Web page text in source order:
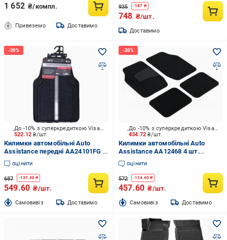
1 652 ₴/компл.
Привеземо Доставимо
935 -187 ₴
748 ₴/шт.
Доставимо
522.12₴/шт.
До -10% з суперкредиткою Visa Вигода
Килимки автомобільні Auto
Assistance передні AA24101FG 2
шт. чорно-сірий універсальні
оцінити
687 -137.40 ₴
549.60 ₴/шт.
Cамовивіз Доставимо
434.72₴/шт.
До -10% з суперкредиткою Visa Вигода
Килимки автомобільні Auto
Assistance AA12468 4 шт.
текстильні універсальні
оцінити
572 -114.40₴
457.60 ₴/шт.
Cамовивіз Доставимо